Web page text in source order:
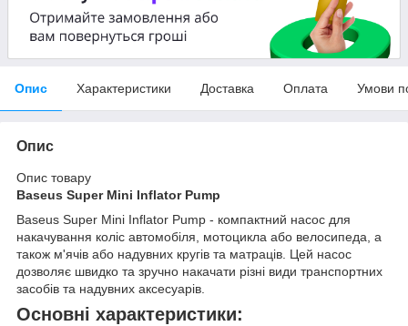
Опис Характеристики Доставка Оплата Умови
Опис
Опис товару
Baseus Super Mini Inflator Pump
Baseus Super Mini Inflator Pump - компактний насос для
накачування коліс автомобіля, мотоцикла або велосипеда, а
також м'ячів або надувних кругів та матраців. Цей насос
дозволяє швидко та зручно накачати різні види транспортних
засобів та надувних аксесуарів.
Основні характеристики: